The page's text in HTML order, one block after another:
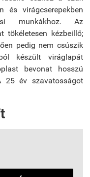
és virágcserepekben
munkákhoz. Az
tökéletesen kézbeillő;
pedig nem csúszik
készült viráglapát
bevonat hosszú
25 év szavatosságot